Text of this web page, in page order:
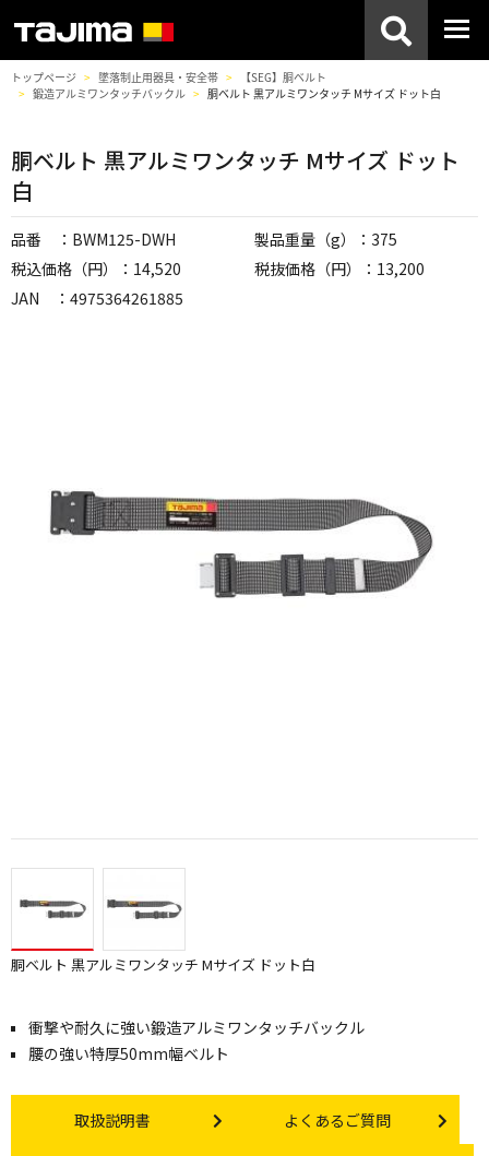
トップページ 墜落制止用器具・安全帯
【SEG】胴ベルト
鍛造アルミワンタッチバックル
胴ベルト 黒アルミワンタッチ Mサイズ ドット白
胴ベルト 黒アルミワンタッチ Mサイズ ドット
白
品番 ：BWM125-DWH
製品重量（g）：375
税込価格（円）：14,520
税抜価格（円）：13,200
JAN ：4975364261885
胴ベルト 黒アルミワンタッチ Mサイズ ドット白
衝撃や耐久に強い鍛造アルミワンタッチバックル
腰の強い特厚50mm幅ベルト
Instruction manual
取扱説明書 Other link
よくあるご質問